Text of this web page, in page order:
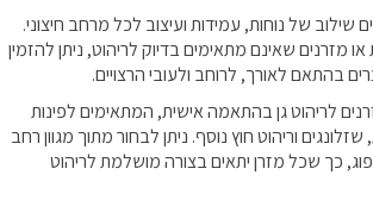
שילוב של נוחות, עמידות ועיצוב לכל מרחב חיצוני.
מזרנים שאינם מתאימים בדיוק לריהוט, ניתן להזמין
בהתאם לאורך, לרוחב ולעובי הרצויים.
לריהוט גן בהתאמה אישית, המתאימים לפינות
וריהוט חוץ נוסף. ניתן לבחור מתוך מגוון רחב
כך שכל מזרן יתאים בצורה מושלמת לריהוט